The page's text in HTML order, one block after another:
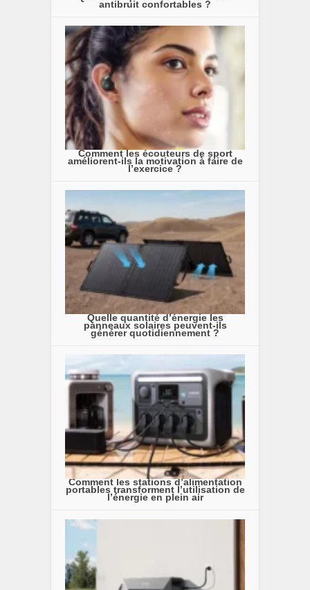
antibruit confortables ?
Comment les écouteurs de sport
améliorent-ils la motivation à faire de
l’exercice ?
Quelle quantité d’énergie les
panneaux solaires peuvent-ils
générer quotidiennement ?
Comment les stations d’alimentation
portables transforment l’utilisation de
l’énergie en plein air